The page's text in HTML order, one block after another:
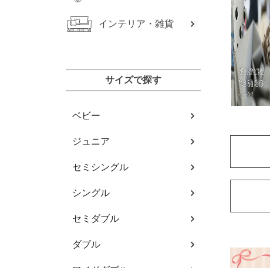
インテリア・雑貨
サイズで探す
ベビー
ジュニア
セミシングル
シングル
セミダブル
ダブル